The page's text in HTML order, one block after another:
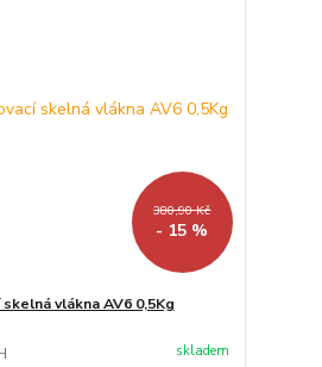
380,90 Kč
- 15 %
skelná vlákna AV6 0,5Kg
skladem